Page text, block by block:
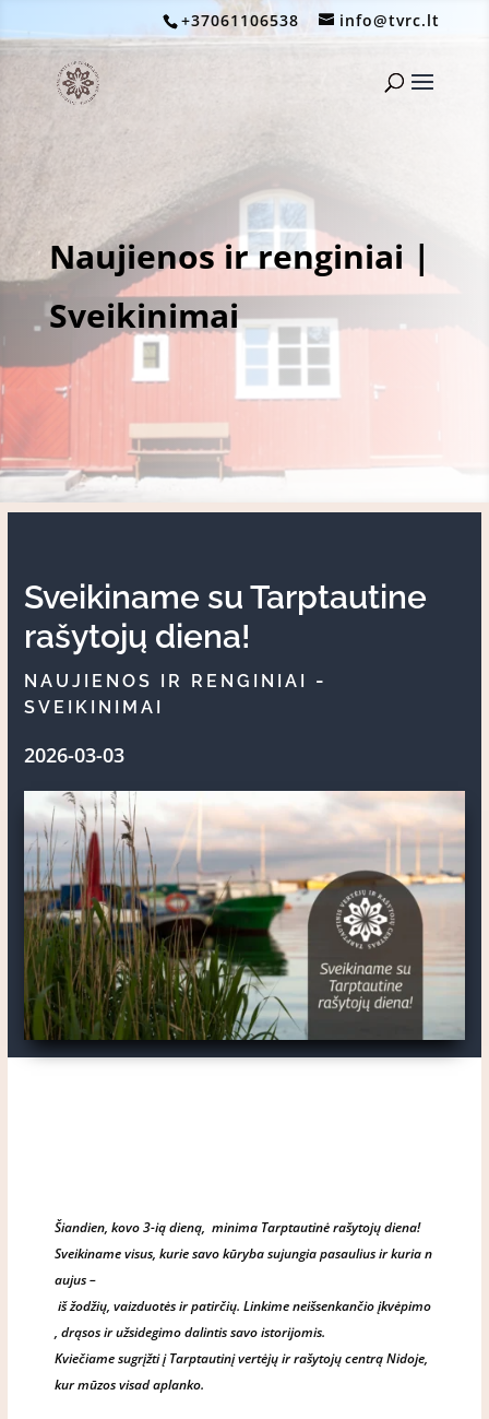
+37061106538 info@tvrc.lt
Naujienos ir renginiai|
Sveikinimai
Sveikiname su Tarptautine
rašytojų diena!
NAUJIENOS IR RENGINIAI -
SVEIKINIMAI
2026-03-03
Šiandien, kovo 3-ią dieną, minima Tarptautinė rašytojų diena!
Sveikiname visus, kurie savo kūryba sujungia pasaulius ir kuria n
aujus –
iš žodžių, vaizduotės ir patirčių. Linkime neišsenkančio įkvėpimo
, drąsos ir užsidegimo dalintis savo istorijomis.
Kviečiame sugrįžti į Tarptautinį vertėjų ir rašytojų centrą Nidoje,
kur mūzos visad aplanko.